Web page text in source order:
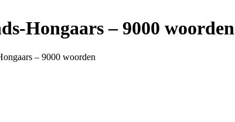
Hongaars – 9000 woorden
– 9000 woorden